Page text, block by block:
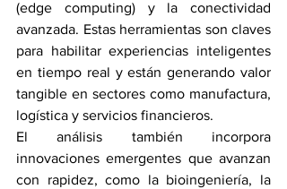
(edge computing) y la conectividad
avanzada. Estas herramientas son claves
para habilitar experiencias inteligentes
en tiempo real y están generando valor
tangible en sectores como manufactura,
logística y servicios financieros.
El análisis también incorpora
innovaciones emergentes que avanzan
con rapidez, como la bioingeniería, la